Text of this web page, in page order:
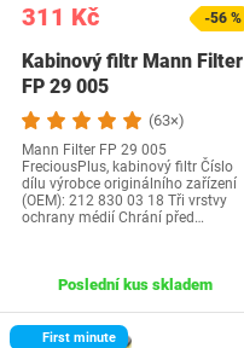
311 Kč -56 %
Kabinový filtr Mann Filter
FP 29 005
(63×)
Mann Filter FP 29 005
FreciousPlus, kabinový filtr Číslo
dílu výrobce originálního zařízení
(OEM): ‎212 830 03 18 Tři vrstvy
ochrany médií Chrání před…
Poslední kus skladem
First minute